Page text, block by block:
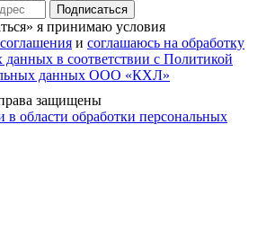
Подписаться
я принимаю условия
и соглашаюсь на обработку
в соответствии с Политикой
данных ООО «КХЛ»
защищены
области обработки персональных